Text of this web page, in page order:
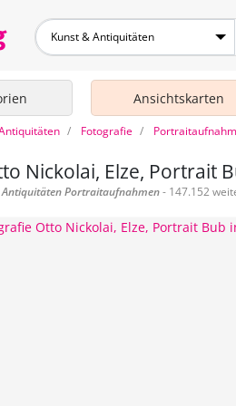
Kunst & Antiquitäten
Ansichtskarten
Fotografie
Nickolai, Elze, Portrait
AntiquitätenPortraitaufnahmen- 147.152